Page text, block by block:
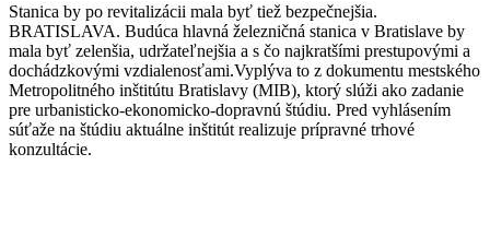
Stanica by po revitalizácii mala byť tiež bezpečnejšia.
BRATISLAVA. Budúca hlavná železničná stanica v Bratislave by
mala byť zelenšia, udržateľnejšia a s čo najkratšími prestupovými a
dochádzkovými vzdialenosťami.Vyplýva to z dokumentu mestského
Metropolitného inštitútu Bratislavy (MIB), ktorý slúži ako zadanie
pre urbanisticko-ekonomicko-dopravnú štúdiu. Pred vyhlásením
súťaže na štúdiu aktuálne inštitút realizuje prípravné trhové
konzultácie.